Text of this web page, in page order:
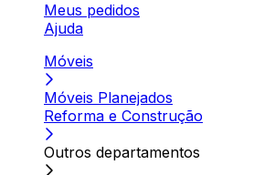
Meus pedidos
Ajuda
Móveis
Móveis Planejados
Reforma e Construção
Outros departamentos